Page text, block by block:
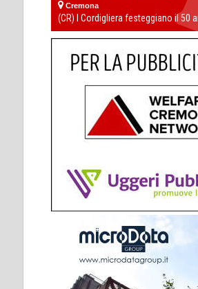
Cremona
(CR) I Cordigliera festeggiano il 50